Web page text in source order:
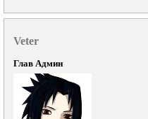
Veter
Глав Админ